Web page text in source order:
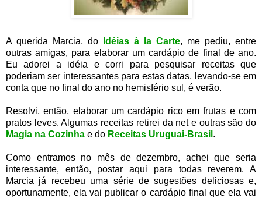
A querida Marcia, do Idéias à la Carte, me pediu, entre
outras amigas, para elaborar um cardápio de final de ano.
Eu adorei a idéia e corri para pesquisar receitas que
poderiam ser interessantes para estas datas, levando-se em
conta que no final do ano no hemisfério sul, é verão.
Resolvi, então, elaborar um cardápio rico em frutas e com
pratos leves. Algumas receitas retirei da net e outras são do
Magia na Cozinha e do Receitas Uruguai-Brasil .
Como entramos no mês de dezembro, achei que seria
interessante, então, postar aqui para todas reverem. A
Marcia já recebeu uma série de sugestões deliciosas e,
oportunamente, ela vai publicar o cardápio final que ela vai